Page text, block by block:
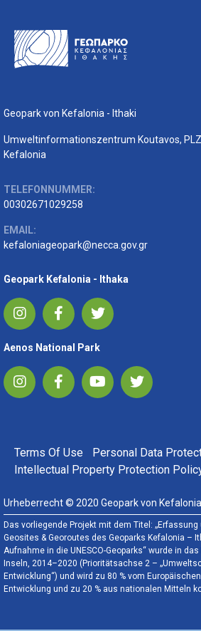
Geopark von Kefalonia - Ithaki
Umweltinformationszentrum Koutavos,
Kefalonia
TELEFONNUMMER:
00302671029258
EMAIL:
kefaloniageopark@necca.gov.gr
Geopark Kefalonia - Ithaka
Aenos National Park
FOOTER MENU
Terms Of Use
Personal Data
Intellectual Property Protection
Urheberrecht © 2020 Geopark von
Das vorliegende Projekt mit dem Titel:
Geosites & Georoutes des Geoparks Kefalonia –
Aufnahme in die UNESCO-Geoparks“ wurde in
Inseln, 2014–2020 (Prioritätsachse 2 –
Entwicklung“) und wird zu 80 % vom
Entwicklung und zu 20 % aus nationalen Mitteln